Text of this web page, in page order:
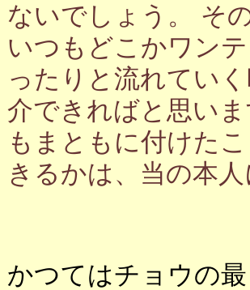
ないでしょう。 そ
いつもどこかワン
ったりと流れてい
介できればと思い
もまともに付けた
きるかは、当の本
かつてはチョウの